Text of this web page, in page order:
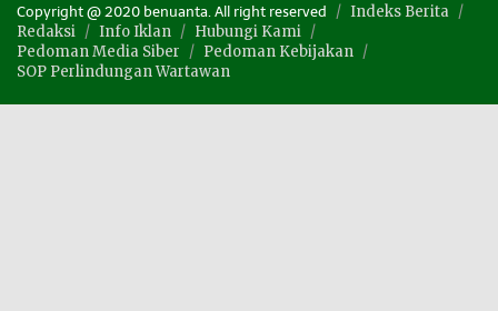
Copyright @ 2020 benuanta. All right reserved
Indeks Berita
Redaksi
Info Iklan
Hubungi Kami
Pedoman Media Siber
Pedoman Kebijakan
SOP Perlindungan Wartawan